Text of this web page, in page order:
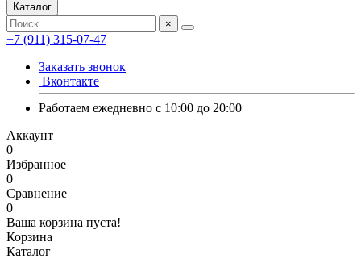
Каталог
×
+7 (911) 315-07-47
Заказать звонок
Вконтакте
Работаем ежедневно с 10:00 до 20:00
Аккаунт
0
Избранное
0
Сравнение
0
Ваша корзина пуста!
Корзина
Каталог